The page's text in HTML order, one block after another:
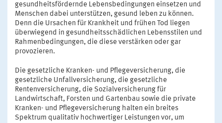
gesundheitsfördernde Lebensbedingungen einsetzen und
Menschen dabei unterstützen, gesund leben zu können.
Denn die Ursachen für Krankheit und frühen Tod liegen
überwiegend in gesundheitsschädlichen Lebensstilen und
Rahmenbedingungen, die diese verstärken oder gar
provozieren.
Die gesetzliche Kranken- und Pflegeversicherung, die
gesetzliche Unfallversicherung, die gesetzliche
Rentenversicherung, die Sozialversicherung für
Landwirtschaft, Forsten und Gartenbau sowie die private
Kranken- und Pflegeversicherung halten ein breites
Spektrum qualitativ hochwertiger Leistungen vor, um